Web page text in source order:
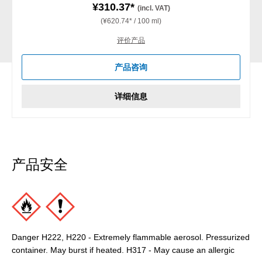
¥310.37* (incl. VAT)
(¥620.74* / 100 ml)
评价产品
产品咨询
详细信息
产品安全
Danger H222, H220 - Extremely flammable aerosol. Pressurized
container. May burst if heated. H317 - May cause an allergic